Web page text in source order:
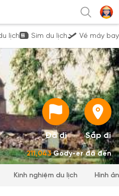
lịch Sim du lịch Vé máy bay
Đã đi Sắp đi
211,043Gody-er đã đến
Kinh nghiệm du lịch Hình